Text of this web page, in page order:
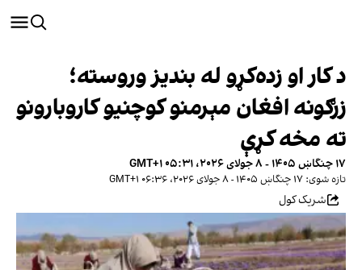
د کار او زده‌کړو له بندیز وروسته؛
زرګونه افغان مېرمنو کوچنیو کاروبارونو
ته مخه کړې
۱۷ چنگاښ ۱۴۰۵ - ۸ جولای ۲۰۲۶، ۰۵:۳۱ GMT+۱
تازه شوی: ۱۷ چنگاښ ۱۴۰۵ - ۸ جولای ۲۰۲۶، ۰۶:۳۶ GMT+۱
شریک کول